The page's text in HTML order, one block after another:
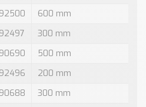
600 mm
300 mm
500 mm
200 mm
300 mm